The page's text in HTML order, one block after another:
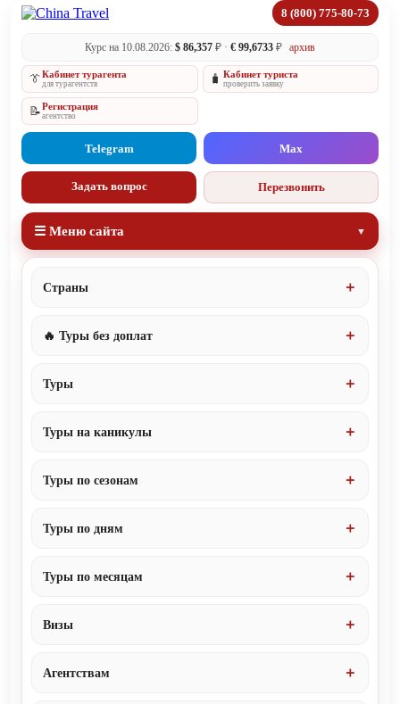
8 (800) 775-80-73
Курс на 10.08.2026: $ 86,357 ₽ · € 99,6733 ₽ архив
👔Кабинет турагента
для турагентств 🧳 Кабинет туриста
проверить заявку
📝Регистрация
агентство
Telegram Max
Задать вопрос Перезвонить
☰ Меню сайта
Страны
🔥 Туры без доплат
Туры
Туры на каникулы
Туры по сезонам
Туры по дням
Туры по месяцам
Визы
Агентствам